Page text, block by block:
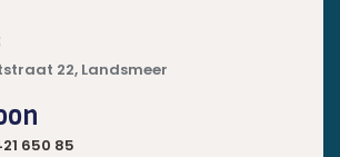
22, Landsmeer
650 85